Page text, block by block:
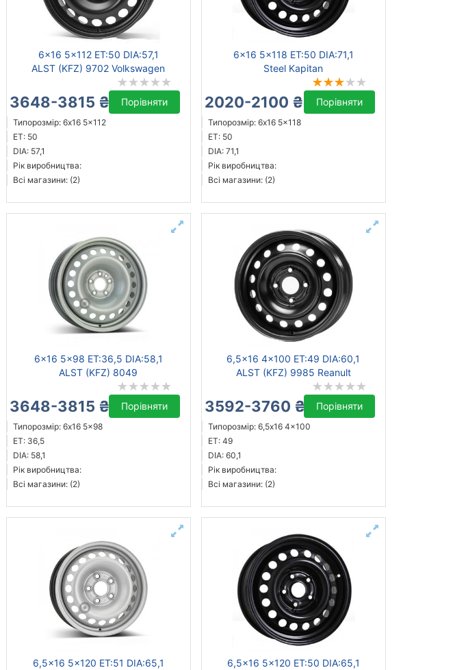
6x16 5x112 ET:50 DIA:57,1
ALST (KFZ) 9702 Volkswagen
3648-3815 ₴ Порівняти
Типорозмір: 6x16 5x112
ET: 50
DIA: 57,1
Рік виробництва:
Всі магазини: (2)
6x16 5x118 ET:50 DIA:71,1
Steel Kapitan
2020-2100 ₴ Порівняти
Типорозмір: 6x16 5x118
ET: 50
DIA: 71,1
Рік виробництва:
Всі магазини: (2)
6x16 5x98 ET:36,5 DIA:58,1
ALST (KFZ) 8049
3648-3815 ₴ Порівняти
Типорозмір: 6x16 5x98
ET: 36,5
DIA: 58,1
Рік виробництва:
Всі магазини: (2)
6,5x16 4x100 ET:49 DIA:60,1
ALST (KFZ) 9985 Reanult
3592-3760 ₴ Порівняти
Типорозмір: 6,5x16 4x100
ET: 49
DIA: 60,1
Рік виробництва:
Всі магазини: (2)
6,5x16 5x120 ET:51 DIA:65,1
6,5x16 5x120 ET:50 DIA:65,1